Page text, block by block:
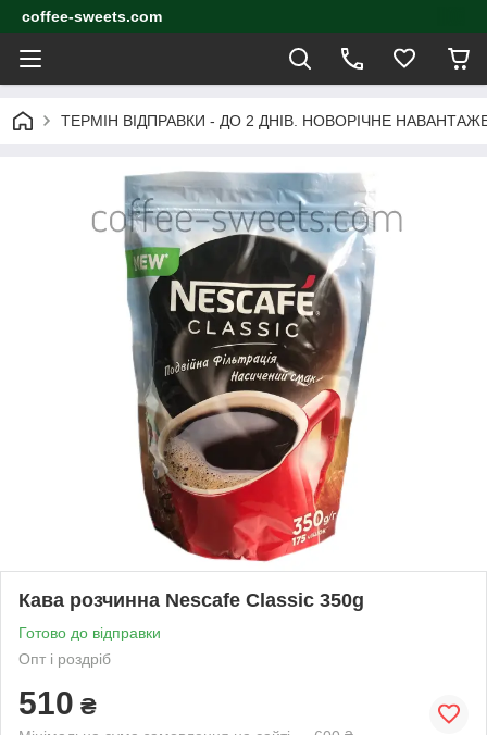
coffee-sweets.com
ТЕРМІН ВІДПРАВКИ - ДО 2 ДНІВ. НОВОРІЧНЕ
Кава розчинна Nescafe Classic 350g
Готово до відправки
Опт і роздріб
510 ₴